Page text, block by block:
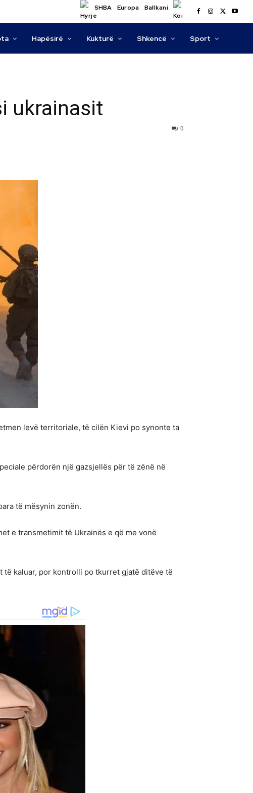
SHBA Europa Ballkani
Hapësirë Kukturë Shkencë Sport
ukrainasit
0
levë territoriale, të cilën Kievi po synonte ta
përdorën një gazsjellës për të zënë në
të mësynin zonën.
e transmetimit të Ukrainës e që me vonë
të kaluar, por kontrolli po tkurret gjatë ditëve të